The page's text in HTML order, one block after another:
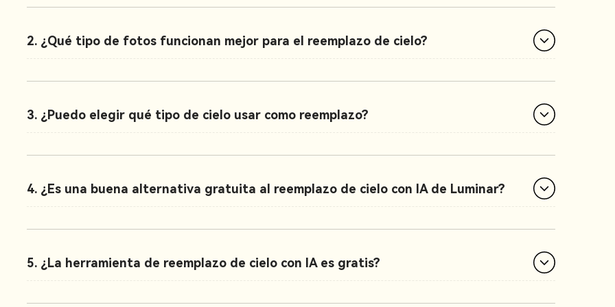
2. ¿Qué tipo de fotos funcionan mejor para el reemplazo de cielo?
3. ¿Puedo elegir qué tipo de cielo usar como reemplazo?
4. ¿Es una buena alternativa gratuita al reemplazo de cielo con IA de Luminar?
5. ¿La herramienta de reemplazo de cielo con IA es gratis?